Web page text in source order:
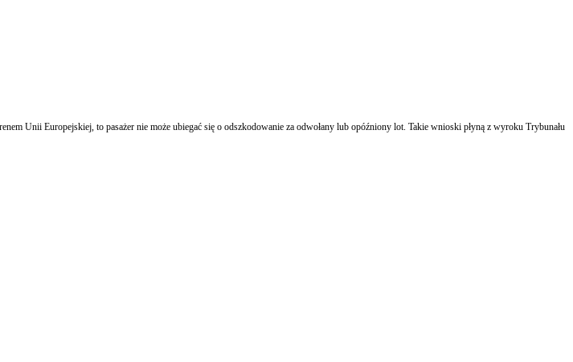
Unii Europejskiej, to pasażer nie może ubiegać się o odszkodowanie za odwołany lub opóźniony lot. Takie wnioski płyną z wyroku Trybunału